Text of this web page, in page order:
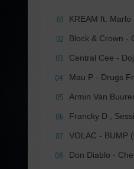
01 KREAM ft.
02 Block & Crown -
03 Central Cee -
04 Mau P - Drugs
05 Armin Van
06 Francky D ,
07 VOLAC - BUMP
08 Don Diablo -